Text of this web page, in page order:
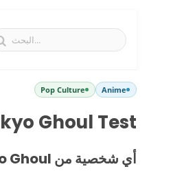
Anime
Pop Culture
Ghoul Test
أي شخصية من Tokyo Ghoul تشبهك أكثر؟